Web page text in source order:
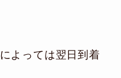
よっては翌日到着